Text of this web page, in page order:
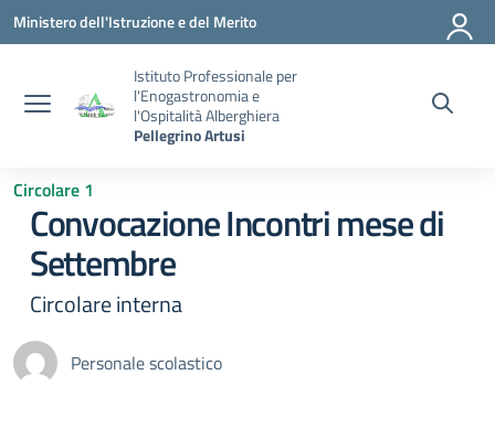
Vai ai contenuti
Vai al menu di navigazione
Vai al footer
Ministero dell'Istruzione e del Merito
Istituto Professionale per
l'Enogastronomia e
l'Ospitalità Alberghiera
Pellegrino Artusi
Circolare 1
Convocazione Incontri mese di
Settembre
Circolare interna
Personale scolastico